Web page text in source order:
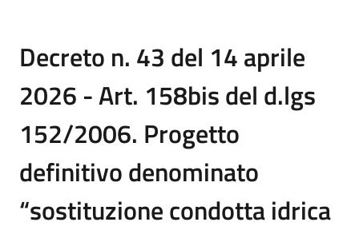
Decreto n. 43 del 14 aprile
2026 - Art. 158bis del d.lgs
152/2006. Progetto
definitivo denominato
“sostituzione condotta idrica